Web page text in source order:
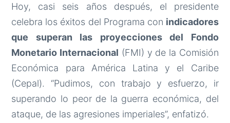
Hoy, casi seis años después, el presidente
celebra los éxitos del Programa con indicadores
que superan las proyecciones del Fondo
Monetario Internacional (FMI) y de la Comisión
Económica para América Latina y el Caribe
(Cepal). “Pudimos, con trabajo y esfuerzo, ir
superando lo peor de la guerra económica, del
ataque, de las agresiones imperiales”, enfatizó.